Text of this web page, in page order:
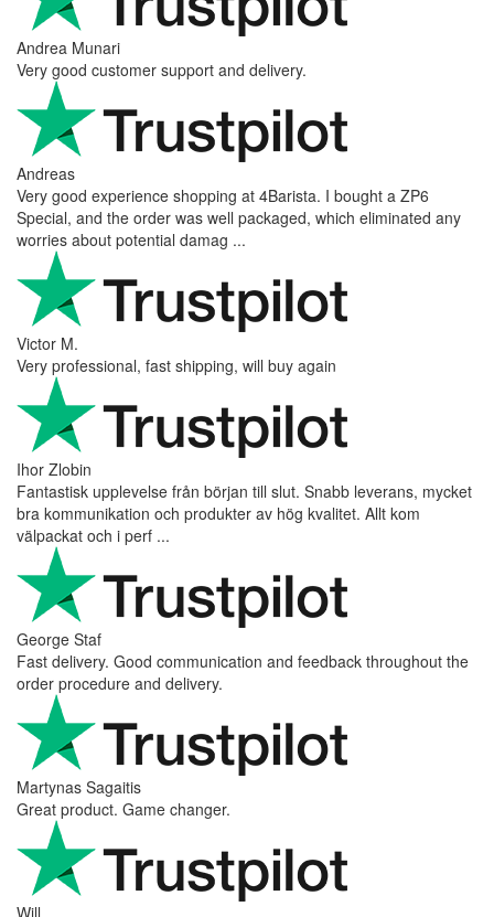
Andrea Munari
Very good customer support and delivery.
Andreas
Very good experience shopping at 4Barista. I bought a ZP6
Special, and the order was well packaged, which eliminated any
worries about potential damag ...
Victor M.
Very professional, fast shipping, will buy again
Ihor Zlobin
Fantastisk upplevelse från början till slut. Snabb leverans, mycket
bra kommunikation och produkter av hög kvalitet. Allt kom
välpackat och i perf ...
George Staf
Fast delivery. Good communication and feedback throughout the
order procedure and delivery.
Martynas Sagaitis
Great product. Game changer.
Will